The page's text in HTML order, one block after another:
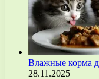
Влажные корма
28.11.2025